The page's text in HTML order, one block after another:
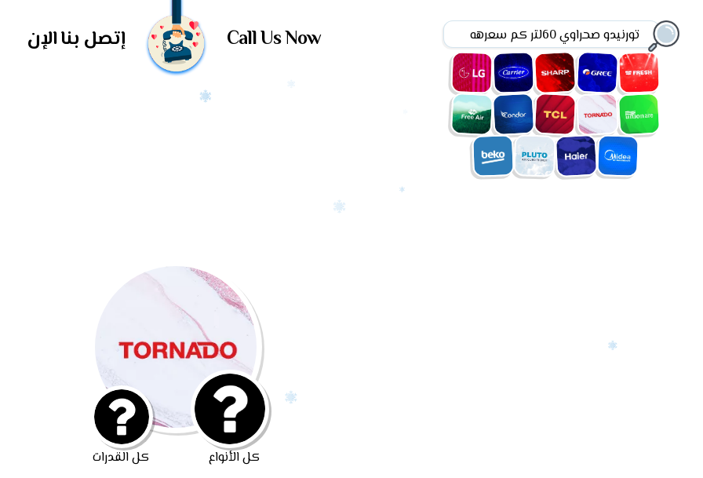
كل القدرات كل الأنواع
إتصل بنا الإن Call Us Now